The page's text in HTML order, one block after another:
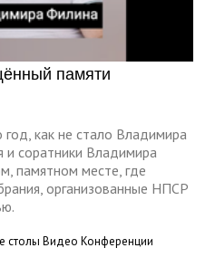
памяти
как не стало Владимира
и соратники Владимира
памятном месте, где
организованные НПСР
столы Видео Конференции